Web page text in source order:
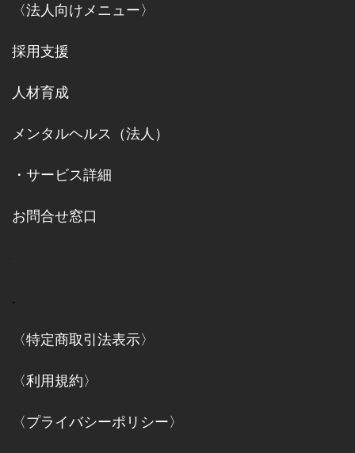
〈法人向けメニュー〉
採用支援
人材育成
メンタルヘルス（法人）
・ サービス詳細
お問合せ窓口
.
〈特定商取引法表示〉
〈利用規約〉
〈プライバシーポリシー〉